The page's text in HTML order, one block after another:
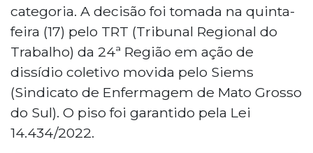
categoria. A decisão foi tomada na quinta-
feira (17) pelo TRT (Tribunal Regional do
Trabalho) da 24ª Região em ação de
dissídio coletivo movida pelo Siems
(Sindicato de Enfermagem de Mato Grosso
do Sul). O piso foi garantido pela Lei
14.434/2022.